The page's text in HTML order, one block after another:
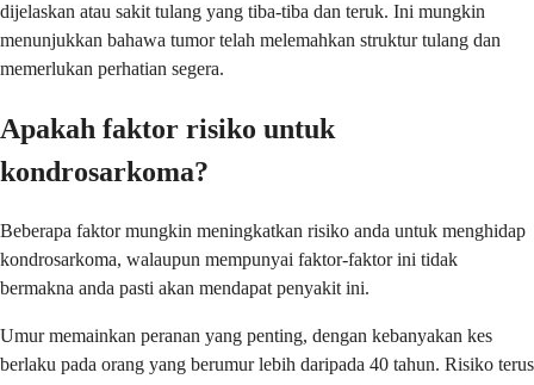
dijelaskan atau sakit tulang yang tiba-tiba dan teruk. Ini mungkin
menunjukkan bahawa tumor telah melemahkan struktur tulang dan
memerlukan perhatian segera.
Apakah faktor risiko untuk
kondrosarkoma?
Beberapa faktor mungkin meningkatkan risiko anda untuk menghidap
kondrosarkoma, walaupun mempunyai faktor-faktor ini tidak
bermakna anda pasti akan mendapat penyakit ini.
Umur memainkan peranan yang penting, dengan kebanyakan kes
berlaku pada orang yang berumur lebih daripada 40 tahun. Risiko terus